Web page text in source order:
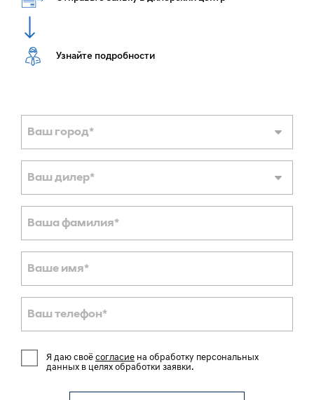
Узнайте подробности
Ваш город*
Ваш дилер*
Ваша фамилия*
Ваше имя*
Ваш телефон*
Я даю своё согласие на обработку персональных
данных в целях обработки заявки.